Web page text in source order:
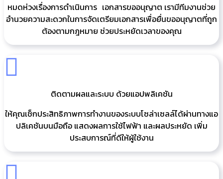
หมดห่วงเรื่องการดำเนินการ เอกสารขออนุญาต เรามีทีมงานช่วย
อำนวยความสะดวกในการจัดเตรียมเอกสารเพื่อยื่นขออนุญาตที่ถูก
ต้องตามกฎหมาย ช่วยประหยัดเวลาของคุณ
ติดตามผลและระบบ ด้วยแอปพลิเคชัน
ให้คุณเช็กประสิทธิภาพการทำงานของระบบโซล่าเซลล์ได้ผ่านทางแอ
ปลิเคชันบนมือถือ แสดงผลการใช้ไฟฟ้า และผลประหยัด เพิ่ม
ประสบการณ์ที่ดีให้ผู้ใช้งาน